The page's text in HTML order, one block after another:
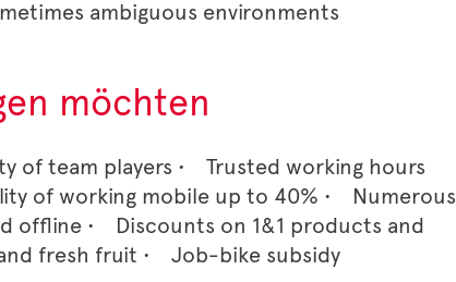
ambiguous environments
möchten
team players • Trusted working hours
of working mobile up to 40% • Numerous
offline • Discounts on 1&1 products and
fresh fruit • Job-bike subsidy